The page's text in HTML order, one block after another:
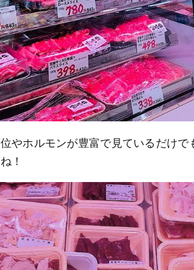
やホルモンが豊富で見ているだけ
！